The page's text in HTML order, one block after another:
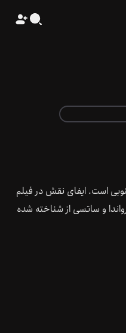
است. ایفای نقش در فیلم
و ساتسی از شناخته شده